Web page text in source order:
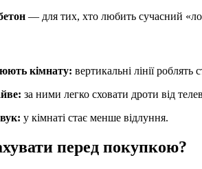
— для тих, хто любить сучасний
кімнату: вертикальні лінії
за ними легко сховати дроти від
у кімнаті стає менше відлуння.
перед покупкою?